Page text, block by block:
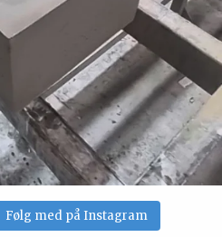
Følg med på Instagram